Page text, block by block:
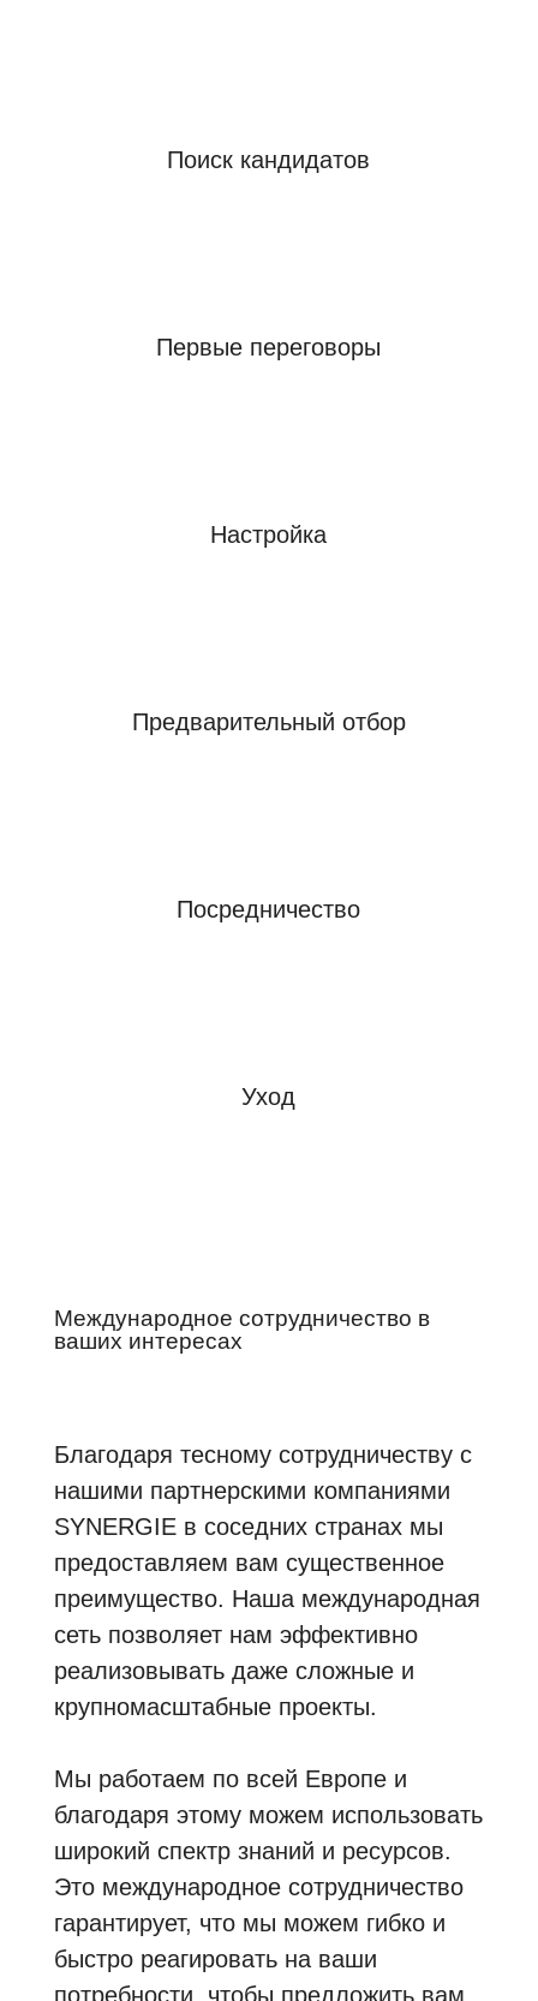
Поиск кандидатов
Первые переговоры
Настройка
Предварительный отбор
Посредничество
Уход
Международное сотрудничество в
ваших интересах
Благодаря тесному сотрудничеству с
нашими партнерскими компаниями
SYNERGIE в соседних странах мы
предоставляем вам существенное
преимущество. Наша международная
сеть позволяет нам эффективно
реализовывать даже сложные и
крупномасштабные проекты.
Мы работаем по всей Европе и
благодаря этому можем использовать
широкий спектр знаний и ресурсов.
Это международное сотрудничество
гарантирует, что мы можем гибко и
быстро реагировать на ваши
потребности, чтобы предложить вам